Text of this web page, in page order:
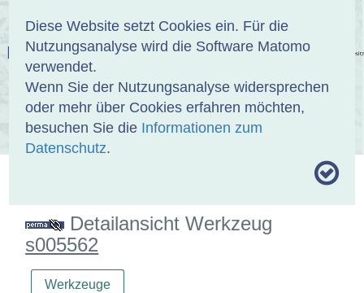
Diese Website setzt Cookies ein. Für die
Nutzungsanalyse wird die Software Matomo
verwendet.
Wenn Sie der Nutzungsanalyse widersprechen
oder mehr über Cookies erfahren möchten,
besuchen Sie die Informationen zum
Datenschutz.
EINBANDDATENBANK
ÜBER UNS SAMMLUNGEN SUCHE
Detailansicht Werkzeug
s005562
Werkzeuge